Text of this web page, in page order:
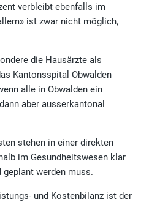
verbleibt ebenfalls im
ist zwar nicht möglich,
die Hausärzte als
Kantonsspital Obwalden
alle in Obwalden ein
aber ausserkantonal
stehen in einer direkten
im Gesundheitswesen klar
werden muss.
und Kostenbilanz ist der